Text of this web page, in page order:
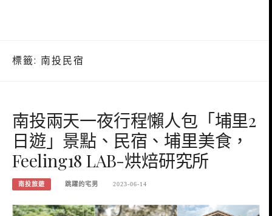
標籤: 南投民宿
南投兩天一夜行程懶人包「埔里2
日遊」景點、民宿、埔里美食，
Feeling18 LAB-烘焙研究所
南投旅遊 跳躍的宅男 2023-06-14